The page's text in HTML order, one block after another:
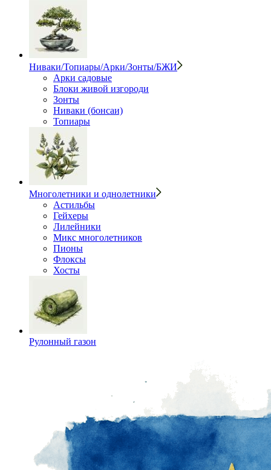
Ниваки/Топиары/Арки/Зонты/БЖИ
Арки садовые
Блоки живой изгороди
Зонты
Ниваки (бонсаи)
Топиары
Многолетники и однолетники
Астильбы
Гейхеры
Лилейники
Микс многолетников
Пионы
Флоксы
Хосты
Рулонный газон